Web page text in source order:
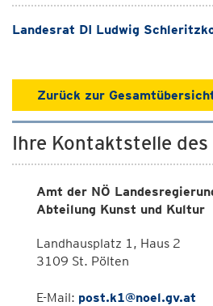
Landesrat DI Ludwig
Zurück zur
Ihre Kontaktstelle des
Amt der NÖ
Abteilung Kunst und Kultur
Landhausplatz 1, Haus 2
3109 St. Pölten
E-Mail: post.k1@noel.gv.at